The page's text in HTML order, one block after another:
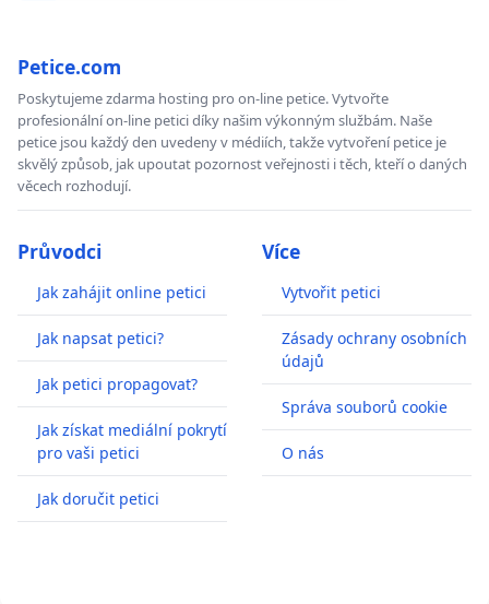
Petice.com
Poskytujeme zdarma hosting pro on-line petice. Vytvořte
profesionální on-line petici díky našim výkonným službám. Naše
petice jsou každý den uvedeny v médiích, takže vytvoření petice je
skvělý způsob, jak upoutat pozornost veřejnosti i těch, kteří o daných
věcech rozhodují.
Průvodci
Jak zahájit online petici
Jak napsat petici?
Jak petici propagovat?
Jak získat mediální pokrytí
pro vaši petici
Jak doručit petici
Více
Vytvořit petici
Zásady ochrany osobních
údajů
Správa souborů cookie
O nás